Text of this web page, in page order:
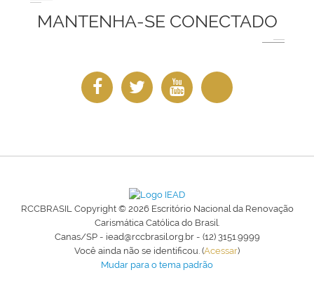
MANTENHA-SE CONECTADO
RCCBRASIL Copyright © 2026 Escritório Nacional da Renovação
Carismática Católica do Brasil.
Canas/SP - iead@rccbrasil.org.br - (12) 3151.9999
Você ainda não se identificou. (Acessar)
Mudar para o tema padrão